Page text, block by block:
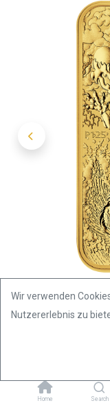
Home Search
Drache 1
Wir verwenden
Nutzererlebnis zu